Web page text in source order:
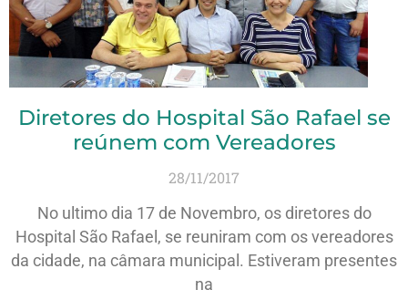
Diretores do Hospital São Rafael se
reúnem com Vereadores
28/11/2017
No ultimo dia 17 de Novembro, os diretores do
Hospital São Rafael, se reuniram com os vereadores
da cidade, na câmara municipal. Estiveram presentes
na